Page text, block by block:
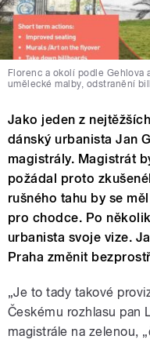
Florenc a okolí podle Gehlova
umělecké malby, odstranění
Jako jeden z
dánský urbanista Jan
magistrály. Magistrát
požádal proto
rušného tahu by se
pro chodce. Po
urbanista svoje vize.
Praha změnit
„Je to tady takové
Českému rozhlasu pan
magistrále na zelenou,